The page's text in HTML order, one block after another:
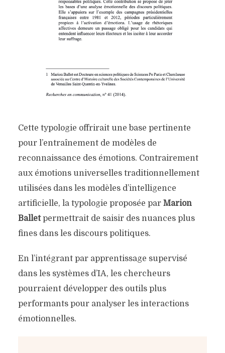
Cette typologie offrirait une base pertinente
pour l’entraînement de modèles de
reconnaissance des émotions. Contrairement
aux émotions universelles traditionnellement
utilisées dans les modèles d’intelligence
artificielle, la typologie proposée par Marion
Balletpermettrait de saisir des nuances plus
fines dans les discours politiques.
En l’intégrant par apprentissage supervisé
dans les systèmes d’IA, les chercheurs
pourraient développer des outils plus
performants pour analyser les interactions
émotionnelles.